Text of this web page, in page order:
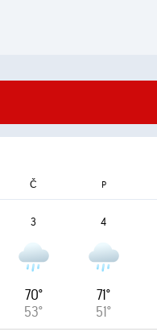
Č P
3
70°
53°
4
71°
51°